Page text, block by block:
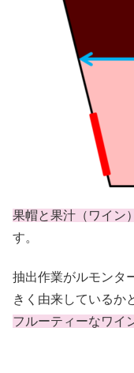
果帽と果汁（ワイン
す。
抽出作業がルモンタ
きく由来しているか
フルーティーなワイ